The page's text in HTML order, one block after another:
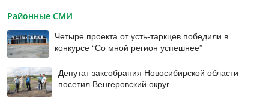
Районные СМИ
Четыре проекта от усть-таркцев победили в
конкурсе “Со мной регион успешнее”
Депутат заксобрания Новосибирской области
посетил Венгеровский округ